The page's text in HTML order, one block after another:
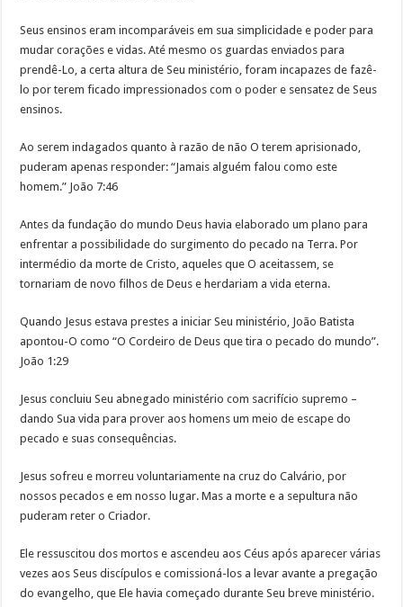
Seus ensinos eram incomparáveis em sua simplicidade e poder para
mudar corações e vidas. Até mesmo os guardas enviados para
prendê-Lo, a certa altura de Seu ministério, foram incapazes de fazê-
lo por terem ficado impressionados com o poder e sensatez de Seus
ensinos.
Ao serem indagados quanto à razão de não O terem aprisionado,
puderam apenas responder: “Jamais alguém falou como este
homem.” João 7:46
Antes da fundação do mundo Deus havia elaborado um plano para
enfrentar a possibilidade do surgimento do pecado na Terra. Por
intermédio da morte de Cristo, aqueles que O aceitassem, se
tornariam de novo filhos de Deus e herdariam a vida eterna.
Quando Jesus estava prestes a iniciar Seu ministério, João Batista
apontou-O como “O Cordeiro de Deus que tira o pecado do mundo”.
João 1:29
Jesus concluiu Seu abnegado ministério com sacrifício supremo –
dando Sua vida para prover aos homens um meio de escape do
pecado e suas consequências.
Jesus sofreu e morreu voluntariamente na cruz do Calvário, por
nossos pecados e em nosso lugar. Mas a morte e a sepultura não
puderam reter o Criador.
Ele ressuscitou dos mortos e ascendeu aos Céus após aparecer várias
vezes aos Seus discípulos e comissioná-los a levar avante a pregação
do evangelho, que Ele havia começado durante Seu breve ministério.